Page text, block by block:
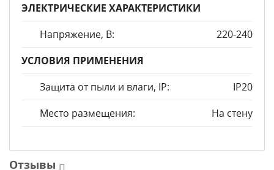
ЭЛЕКТРИЧЕСКИЕ ХАРАКТЕРИСТИКИ
Напряжение, В:
220-240
УСЛОВИЯ ПРИМЕНЕНИЯ
Защита от пыли и влаги, IP:
IP20
Место размещения:
На стену
Отзывы